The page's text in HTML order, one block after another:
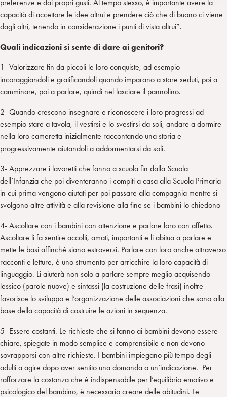
preferenze e dai propri gusti. Al tempo stesso, è importante avere la
capacità di accettare le idee altrui e prendere ciò che di buono ci viene
dagli altri, tenendo in considerazione i punti di vista altrui”.
Quali indicazioni si sente di dare ai genitori?
1- Valorizzare fin da piccoli le loro conquiste, ad esempio
incoraggiandoli e gratificandoli quando imparano a stare seduti, poi a
camminare, poi a parlare, quindi nel lasciare il pannolino.
2- Quando crescono insegnare e riconoscere i loro progressi ad
esempio stare a tavola, il vestirsi e lo svestirsi da soli, andare a dormire
nella loro cameretta inizialmente raccontando una storia e
progressivamente aiutandoli a addormentarsi da soli.
3- Apprezzare i lavoretti che fanno a scuola fin dalla Scuola
dell’Infanzia che poi diventeranno i compiti a casa alla Scuola Primaria
in cui prima vengono aiutati per poi passare alla compagnia mentre si
svolgono altre attività e alla revisione alla fine se i bambini lo chiedono
4- Ascoltare con i bambini con attenzione e parlare loro con affetto.
Ascoltare li fa sentire accolti, amati, importanti e li abitua a parlare e
mette le basi affinché siano estroversi. Parlare con loro anche attraverso
racconti e letture, è uno strumento per arricchire la loro capacità di
linguaggio. Li aiuterà non solo a parlare sempre meglio acquisendo
lessico (parole nuove) e sintassi (la costruzione delle frasi) inoltre
favorisce lo sviluppo e l’organizzazione delle associazioni che sono alla
base della capacità di costruire le azioni in sequenza.
5- Essere costanti. Le richieste che si fanno ai bambini devono essere
chiare, spiegate in modo semplice e comprensibile e non devono
sovrapporsi con altre richieste. I bambini impiegano più tempo degli
adulti a agire dopo aver sentito una domanda o un’indicazione. Per
rafforzare la costanza che è indispensabile per l’equilibrio emotivo e
psicologico del bambino, è necessario creare delle abitudini. Le